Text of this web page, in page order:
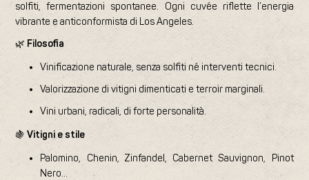
solfiti, fermentazioni spontanee. Ogni cuvée riflette l’energia
vibrante e anticonformista di Los Angeles.
🌿 Filosofia
Vinificazione naturale, senza solfiti né interventi tecnici.
Valorizzazione di vitigni dimenticati e terroir marginali.
Vini urbani, radicali, di forte personalità.
🍇Vitigni e stile
Palomino, Chenin, Zinfandel, Cabernet Sauvignon, Pinot
Nero…